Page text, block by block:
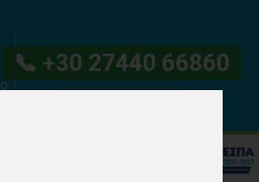
📞 +30 27440 66860